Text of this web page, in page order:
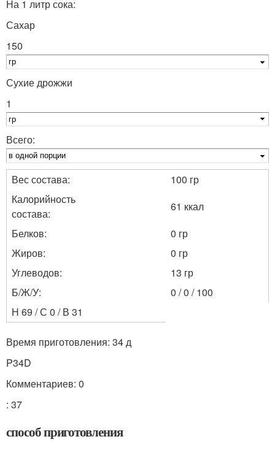
На 1 литр сока:
Сахар
150
Сухие дрожжи
1
Всего:
Вес состава:
100 гр
Калорийность
состава:
61 ккал
Белков:
0 гр
Жиров:
0 гр
Углеводов:
13 гр
Б/Ж/У:
0 / 0 / 100
Н 69 / С 0 / В 31
Время приготовления: 34 д
P34D
Комментариев: 0
: 37
способ приготовления